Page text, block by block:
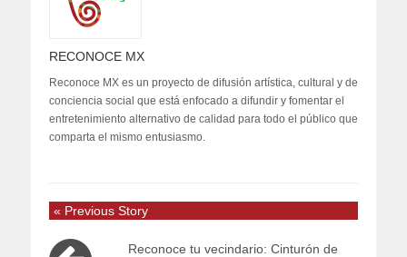
RECONOCE MX
Reconoce MX es un proyecto de difusión artística, cultural y de
conciencia social que está enfocado a difundir y fomentar el
entretenimiento alternativo de calidad para todo el público que
comparta el mismo entusiasmo.
« Previous Story
Reconoce tu vecindario: Cinturón de